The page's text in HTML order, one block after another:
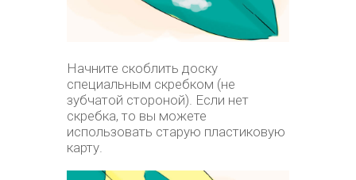
Начните скоблить доску
специальным скребком (не
зубчатой стороной). Если нет
скребка, то вы можете
использовать старую пластиковую
карту.